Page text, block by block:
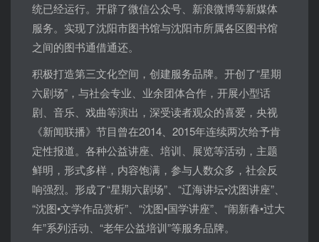
统已经运行。开辟了微信公众号、新浪微博等新媒体
服务。实现了沈阳市图书馆与沈阳市所属各区图书馆
之间的图书通借通还。
积极打造第三文化空间，创建服务品牌。开创了“星期
六剧场”，与社会专业、业余团体合作，开展小型话
剧、音乐、戏曲等演出，深受读者观众的喜爱，央视
《新闻联播》节目曾在2014、2015年连续两次给予肯
定性报道。各种公益讲座、培训、展览等活动，主题
鲜明，形式多样，内容饱满，参与人数众多，社会反
响强烈。形成了“星期六剧场”、“辽海讲坛•沈图讲座”、
“沈图•文学作品赏析”、“沈图•国学讲座”、“闹新春•过大
年”系列活动、“老年公益培训”等服务品牌。